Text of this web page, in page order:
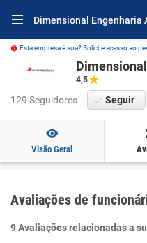
Dimensional Engenharia
Esta empresa é sua? Solicite acesso ao
4,5
129 Seguidores Seguir
Visão Geral
Avaliações de
9 Avaliações relacionadas a